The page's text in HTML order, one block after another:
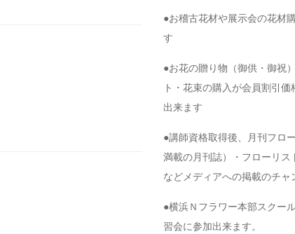
●お稽古花材や展示会の花材
す
●お花の贈り物（御供・御祝
ト・花束の購入が会員割引
出来ます
●講師資格取得後、月刊フロ
満載の月刊誌）・フローリス
などメディアへの掲載のチャ
●横浜Ｎフラワー本部スクー
習会に参加出来ます。